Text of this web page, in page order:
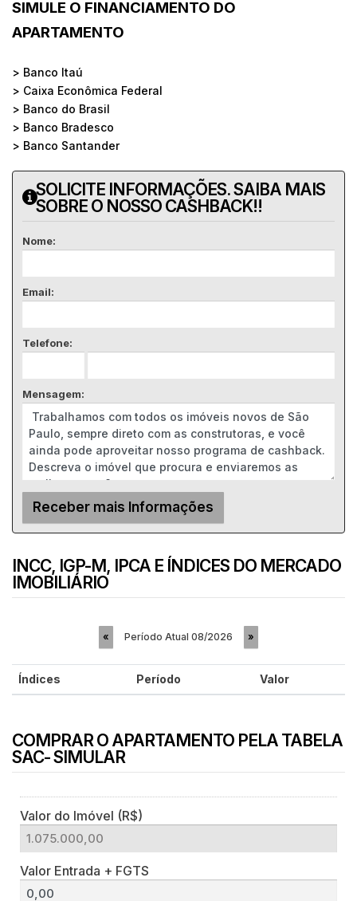
SIMULE O FINANCIAMENTO DO
APARTAMENTO
> Banco Itaú
> Caixa Econômica Federal
> Banco do Brasil
> Banco Bradesco
> Banco Santander
SOLICITE INFORMAÇÕES. SAIBA MAIS
SOBRE O NOSSO CASHBACK!!
Nome:
Email:
Telefone:
Mensagem:
INCC, IGP-M, IPCA E ÍNDICES DO MERCADO
IMOBILIÁRIO
« Período Atual 08/2026 »
Índices Período Valor
COMPRAR O APARTAMENTO PELA TABELA
SAC- SIMULAR
Valor do Imóvel (R$)
Valor Entrada + FGTS